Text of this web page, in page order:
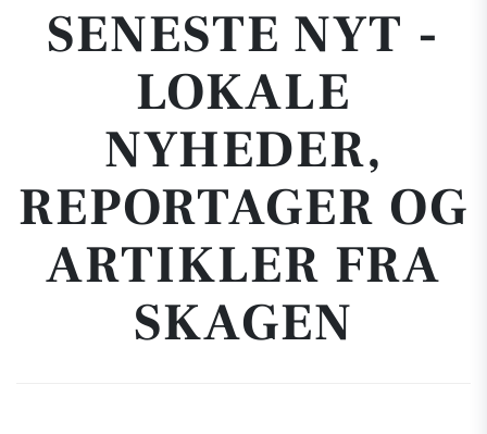
SENESTE NYT -
LOKALE
NYHEDER,
REPORTAGER OG
ARTIKLER FRA
SKAGEN